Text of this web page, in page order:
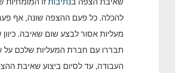
שאיבת הצפה בנתיבות זו
להכלה. כל פעם ההצפה שונה, אף
מעליות אסור לבצע שום שאיבה.
תבררו עם חברת המעליות שלכם על
העבודה, עד לסיום ביצוע שאיבת